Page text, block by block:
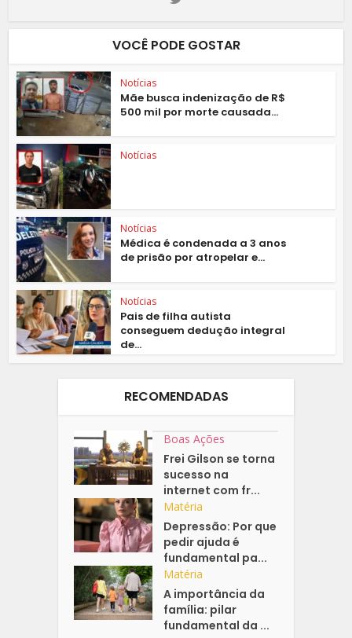
VOCÊ PODE GOSTAR
Notícias
Mãe busca indenização de R$
500 mil por morte causada...
Notícias
Notícias
Médica é condenada a 3 anos
de prisão por atropelar e...
Notícias
Pais de filha autista
conseguem dedução integral
de...
RECOMENDADAS
Boas Ações
Frei Gilson se torna
sucesso na
internet com fr...
Matéria
Depressão: Por que
pedir ajuda é
fundamental pa...
Matéria
A importância da
família: pilar
fundamental da ...